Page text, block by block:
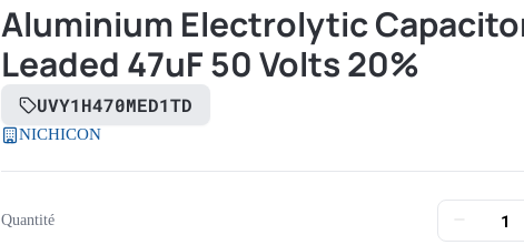
Aluminium Electrolytic
Leaded 47uF 50 Volts 20%
UVY1H470MED1TD
NICHICON
Quantité